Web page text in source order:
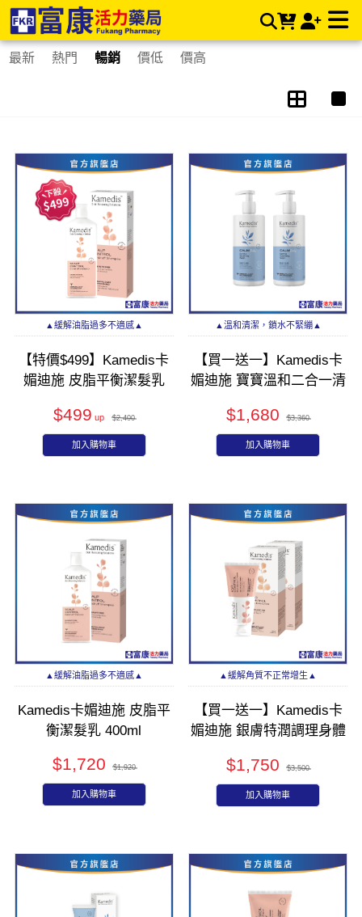
Kamedis 卡媚迪施 | 富康活力藥局購物商城
最新 熱門 暢銷 價低 價高
▲緩解油脂過多不適感▲
【特價$499】Kamedis卡
媚迪施 皮脂平衡潔髮乳
$499 $2,400
加入購物車
▲溫和清潔，鎖水不緊繃▲
【買一送一】Kamedis卡
媚迪施 寶寶溫和二合一清
$1,680 $3,360
加入購物車
▲緩解油脂過多不適感▲
Kamedis卡媚迪施 皮脂平
衡潔髮乳 400ml
$1,720 $1,920
加入購物車
▲緩解角質不正常增生▲
【買一送一】Kamedis卡
媚迪施 銀膚特潤調理身體
$1,750 $3,500
加入購物車